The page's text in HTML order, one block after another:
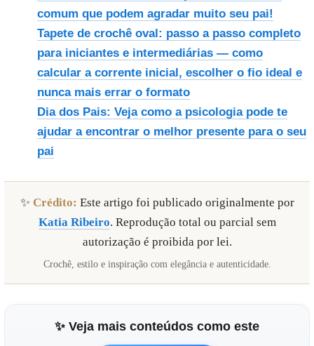
comum que podem agradar muito seu pai!
Tapete de crochê oval: passo a passo completo
para iniciantes e intermediárias — como
calcular a corrente inicial, escolher o fio ideal e
nunca mais errar o formato
Dia dos Pais: Veja como a psicologia pode te
ajudar a encontrar o melhor presente para o seu
pai
✨ Crédito: Este artigo foi publicado originalmente por
Katia Ribeiro. Reprodução total ou parcial sem
autorização é proibida por lei.
Crochê, estilo e inspiração com elegância e autenticidade.
✨ Veja mais conteúdos como este